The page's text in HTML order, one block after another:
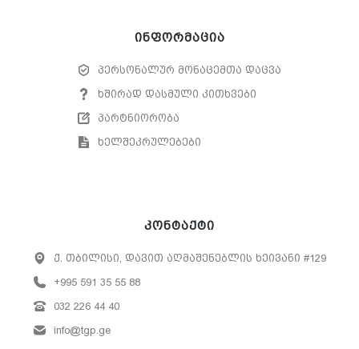
ინფორმაცია
პერსონალურ მონაცემთა დაცვა
ხშირად დასმული კითხვები
პარტნიორობა
ხელშეკრულებები
კონტაქტი
ქ. თბილისი, დავით აღმაშენებლის ხეივანი #129
+995 591 35 55 88
032 226 44 40
info@tgp.ge